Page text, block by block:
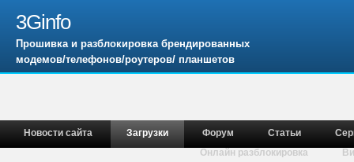
3Ginfo
Прошивка и разблокировка брендированных
модемов/телефонов/роутеров/ планшетов
Новости сайта Загрузки Форум Статьи
Онлайн разблокировка